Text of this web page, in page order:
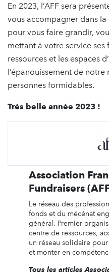
En 2023, l’AFF sera
vous accompagner dans
pour vous faire grandir,
mettant à votre service
ressources et les espaces
l’épanouissement de
personnes formidables.
Très belle année 2023 !
Association
Fundraisers
Le réseau des
fonds et du mécénat
général. Premier
centre de ressources,
un réseau solidaire
et monter en
Tous les articles